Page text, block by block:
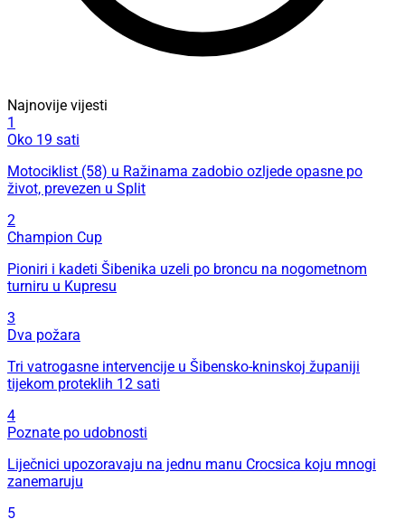
Najnovije vijesti
1
Oko 19 sati
Motociklist (58) u Ražinama zadobio ozljede opasne po
život, prevezen u Split
2
Champion Cup
Pioniri i kadeti Šibenika uzeli po broncu na nogometnom
turniru u Kupresu
3
Dva požara
Tri vatrogasne intervencije u Šibensko-kninskoj županiji
tijekom proteklih 12 sati
4
Poznate po udobnosti
Liječnici upozoravaju na jednu manu Crocsica koju mnogi
zanemaruju
5